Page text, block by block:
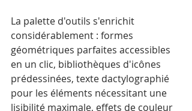
La palette d'outils s'enrichit
considérablement : formes
géométriques parfaites accessibles
en un clic, bibliothèques d'icônes
prédessinées, texte dactylographié
pour les éléments nécessitant une
lisibilité maximale, effets de couleur